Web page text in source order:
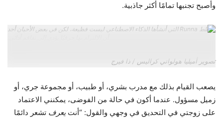
وأصبح تجنبها تمامًا أكثر جاذبية.
خطط Runna التي أنشأها الذكاء الاصطناعي ليست فظيعة، لكن في بعض الأحيان أجد
تصوير أميليا هولواتي كراليس / ذا فيرج
يصعب القيام بذلك مع مدرب بشري، أو طبيب، أو مجموعة جري، أو
زميل مسؤول. عندما أكون في حالة من الفوضى، يمكنني الاعتماد
على زوجتي في التحديق في وجهي والقول: “أنت يعرف تشعر دائمًا